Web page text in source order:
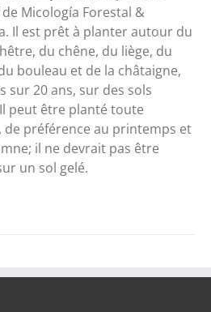
à
300,00€
Micología Forestal &
Il est prêt à planter autour du
du chêne, du liège, du
bouleau et de la châtaigne,
sur 20 ans, sur des sols
peut être planté toute
de préférence au printemps et
il ne devrait pas être
un sol gelé.